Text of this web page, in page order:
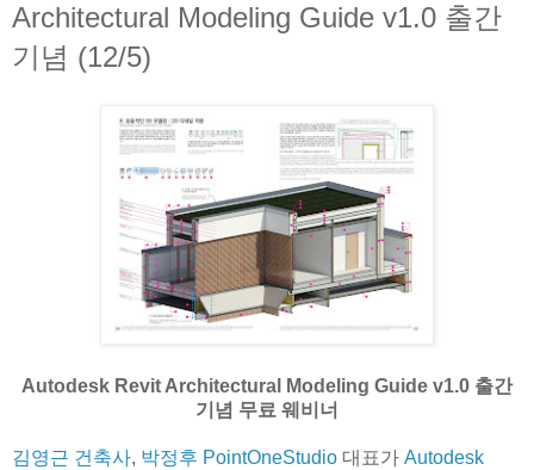
Architectural Modeling Guide v1.0 출간
기념 (12/5)
Autodesk Revit Architectural Modeling Guide v1.0 출간
기념 무료 웨비너
김영근 건축사, 박정후 PointOneStudio 대표가 Autodesk